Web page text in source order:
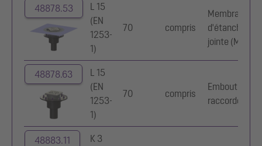
48878.53
L 15
(EN
1253-
1)
70 compris
Membrane
d'étanchéité
jointe (MEj)
48878.63
L 15
(EN
1253-
1)
70 compris
Embout de
raccordement
48883.11
K 3